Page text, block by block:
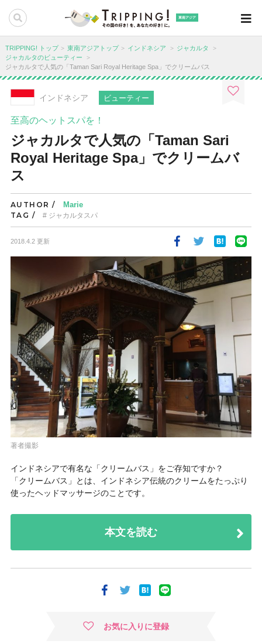
東南アジア
TRIPPING! トップ 東南アジアトップ インドネシア
ジャカルタ
ジャカルタのビューティー
ジャカルタで人気の「Taman Sari Royal Heritage Spa」でクリームバス
インドネシア ビューティー
至高のヘットスパを！
ジャカルタで人気の「Taman Sari
Royal Heritage Spa」でクリームバ
ス
AUTHOR /
Marie
TAG /
ジャカルタスパ
2018.4.2 更新
著者撮影
インドネシアで有名な「クリームバス 」をご存知ですか？
「クリームバス」とは、インドネシア伝統のクリームをたっぷり
使ったヘッドマッサージのことです。
本文を読む
お気に入りに登録